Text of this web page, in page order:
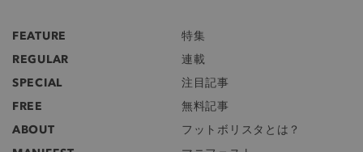
FEATURE
特集
REGULAR
連載
SPECIAL
注目記事
FREE
無料記事
ABOUT
フットボリスタとは？